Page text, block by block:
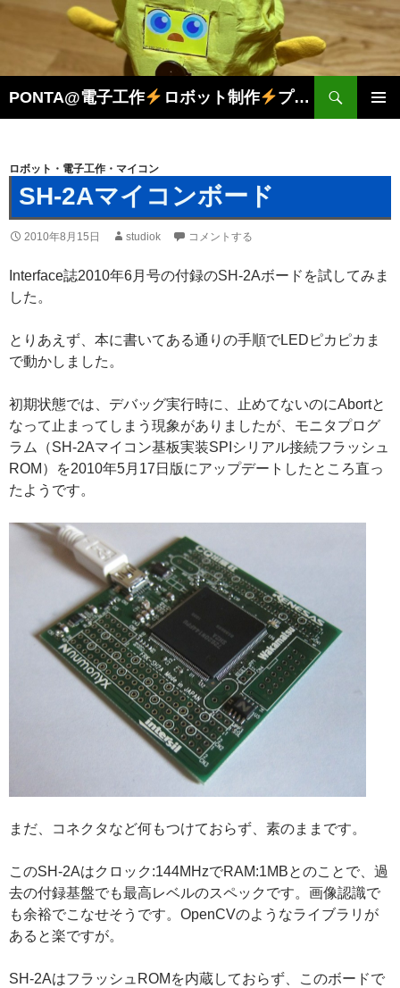
PONTA@電子工作 ロボット制作 プログラミング
索
ン
へ
ス
キ
プ
ロボット・電子工作・マイコン
SH-2Aマイコンボード
2010年8月15日 studiok コメントする
Interface誌2010年6月号の付録のSH-2Aボードを試してみま
した。
とりあえず、本に書いてある通りの手順でLEDピカピカま
で動かしました。
初期状態では、デバッグ実行時に、止めてないのにAbortと
なって止まってしまう現象がありましたが、モニタプログ
ラム（SH-2Aマイコン基板実装SPIシリアル接続フラッシュ
ROM）を2010年5月17日版にアップデートしたところ直っ
たようです。
まだ、コネクタなど何もつけておらず、素のままです。
このSH-2Aはクロック:144MHzでRAM:1MBとのことで、過
去の付録基盤でも最高レベルのスペックです。画像認識で
も余裕でこなせそうです。OpenCVのようなライブラリが
あると楽ですが。
SH-2AはフラッシュROMを内蔵しておらず、このボードで